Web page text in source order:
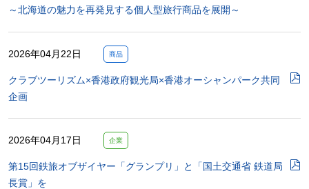
～北海道の魅力を再発見する個人型旅行商品を展開～
2026年04月22日 商品
クラブツーリズム×香港政府観光局×香港オーシャンパーク共同
企画
2026年04月17日 企業
第15回鉄旅オブザイヤー「グランプリ」と「国土交通省 鉄道局
長賞」を